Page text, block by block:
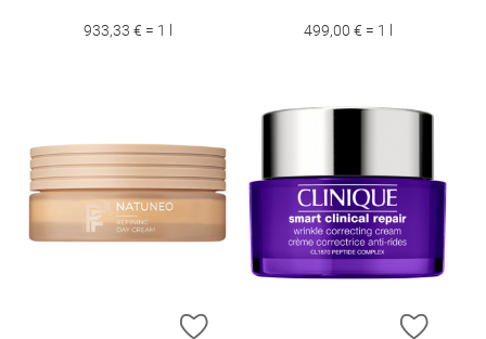
933,33 € = 1 l 499,00 € = 1 l
ZUR WUNSCHLISTE HINZUFÜGEN
ZUR